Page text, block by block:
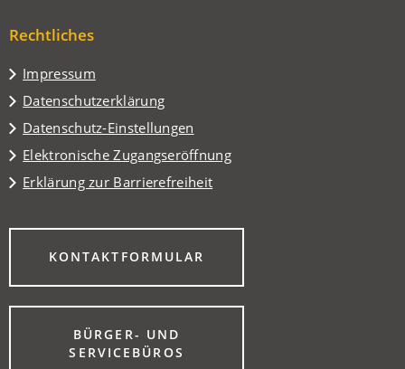
Tab)
neuen
Rechtliches
Impressum
Datenschutzerklärung
Datenschutz-Einstellungen
Elektronische Zugangseröffnung
Erklärung zur Barrierefreiheit
KONTAKTFORMULAR
(ÖFFNET
NEUEN
BÜRGER- UND
SERVICEBÜROS
(ÖFFNET